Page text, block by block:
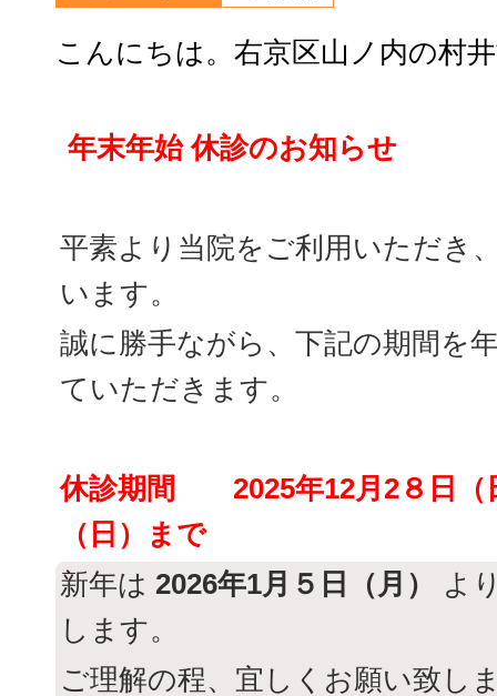
こんにちは。右京区山ノ内の村
年末年始 休診のお知らせ
平素より当院をご利用いただき
います。
誠に勝手ながら、下記の期間を
ていただきます。
休診期間 2025年12月2８日
（日）まで
新年は 2026年1月５日（月）
よ
します。
ご理解の程、宜しくお願い致し